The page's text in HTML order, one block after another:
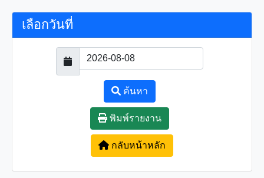
เลือกวันที่
ค้นหา
พิมพ์รายงาน
กลับหน้าหลัก